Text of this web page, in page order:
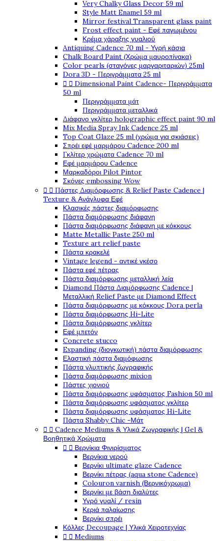
Very Chalky Glass Decor 59 ml
Style Matt Enamel 59 ml
Mirror festival Transparent glass paint
Frost effect paint - Εφέ παγωμένου
Κρέμα χάραξης γυαλιού
Antiquing Cadence 70 ml - Υγρή κάσια
Chalk Board Paint (Χρώμα μαυροπίνακα)
Color pearls (σταγόνες μαργαριταριών) 25ml
Dora 3D - Περιγράμματα 25 ml
  Dimensional Paint Cadence- Περιγράμματα
50 ml
Περιγράμματα μάτ
Περιγράμματα μεταλλικά
Διάφανο γκλίτερ holographic effect paint 90 ml
Mix Media Spray Ink Cadence 25 ml
Top Coat Glaze 25 ml (χρώμα για σκιάσεις)
Σπρέι εφέ μαρμάρου Cadence 200 ml
Γκλίτερ χρώματα Cadence 70 ml
Εφέ μαρμάρου Cadence
Μαρκαδόροι Pilot Pintor
Σκόνες embossing Wow
  Πάστες Διαμόρφωσης & Relief Paste Cadence |
Texture & Ανάγλυφα Εφέ
Κλασικές πάστες διαμόρφωσης
Πάστα διαμόρφωσης διάφανη
Πάστα διαμόρφωσης διάφανη με κόκκους
Matte Metallic Paste 250 ml
Texture art relief paste
Πάστα κρακελέ
Vintage legend - αντικέ γκέσο
Πάστα εφέ πέτρας
Πάστα διαμόρφωσης μεταλλική λεία
Diamond Πάστα Διαμόρφωσης Cadence |
Μεταλλική Relief Paste με Diamond Effect
Πάστα διαμόρφωσης με κόκκους Dora perla
Πάστα διαμόρφωσης Hi-Lite
Πάστα διαμόρφωσης γκλίτερ
Εφέ μπετόν
Concrete stucco
Expanding (διογκωτική) πάστα διαμόρφωσης
Ελαστική πάστα διαμόφωσης
Πάστα γλυπτικής ζωγραφικής
Πάστα διαμόρφωσης mixion
Πάστες χιονιού
Πάστα διαμόρφωσης υφάσματος Fashion 50 ml
Πάστα διαμόρφωσης υφάσματος γκλίτερ
Πάστα διαμόρφωσης υφάσματος Hi-Lite
Πάστα Shabby Chic -Μάτ
  Cadence Mediums & Υλικά Ζωγραφικής | Gel &
Βοηθητικά Χρώματα
  Βερνίκια Φινιρίσματος
Βερνίκια νερού
Βερνίκι ultimate glaze Cadence
Βερνίκι πέτρας (aqua stone Cadence)
Colouron varnish (Βερνικόχρωμα)
Βερνίκι με βάση διαλύτες
Υγρό γυαλί / resin
Κεριά παλαίωσης
Βερνίκι σπρέι
Κόλλες Decoupage | Υλικά Χειροτεχνίας
  Mediums